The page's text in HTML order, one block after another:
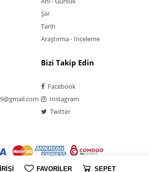
FAVORİLER SEPET
Şiir
Tarih
Araştırma - İnceleme
Bizi Takip Edin
Facebook
Instagram
Twitter